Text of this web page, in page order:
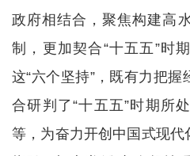
政府相结合，聚焦构建高
制，更加契合“十五五”时
这“六个坚持”，既有力把
合研判了“十五五”时期所
等，为奋力开创中国式现